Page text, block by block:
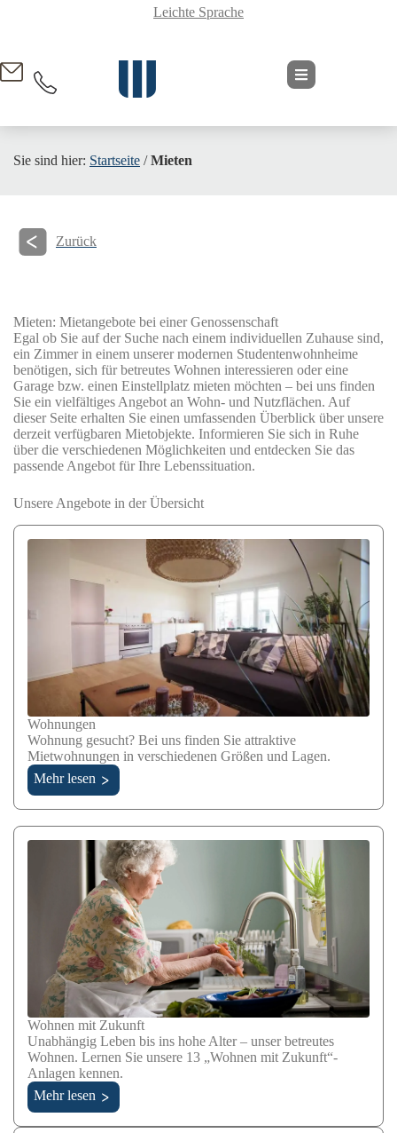
Leichte Sprache
Sie sind hier: Startseite /Mieten
Zurück
Mieten: Mietangebote bei einer Genossenschaft
Egal ob Sie auf der Suche nach einem individuellen Zuhause sind,
ein Zimmer in einem unserer modernen Studentenwohnheime
benötigen, sich für betreutes Wohnen interessieren oder eine
Garage bzw. einen Einstellplatz mieten möchten – bei uns finden
Sie ein vielfältiges Angebot an Wohn- und Nutzflächen. Auf
dieser Seite erhalten Sie einen umfassenden Überblick über unsere
derzeit verfügbaren Mietobjekte. Informieren Sie sich in Ruhe
über die verschiedenen Möglichkeiten und entdecken Sie das
passende Angebot für Ihre Lebenssituation.
Unsere Angebote in der Übersicht
Wohnungen
Wohnung gesucht? Bei uns finden Sie attraktive
Mietwohnungen in verschiedenen Größen und Lagen.
Mehr lesen
Wohnen mit Zukunft
Unabhängig Leben bis ins hohe Alter – unser betreutes
Wohnen. Lernen Sie unsere 13 „Wohnen mit Zukunft“-
Anlagen kennen.
Mehr lesen